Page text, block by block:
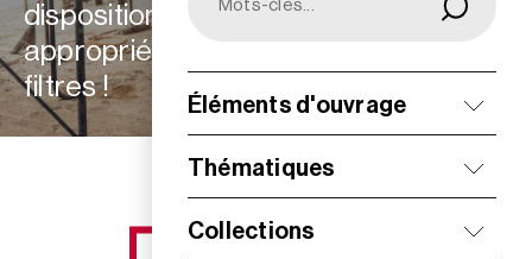
Éléments d'ouvrage
Thématiques
Collections
disposition : choisissez les plus
appropriées à vos besoins grâce aux
filtres !